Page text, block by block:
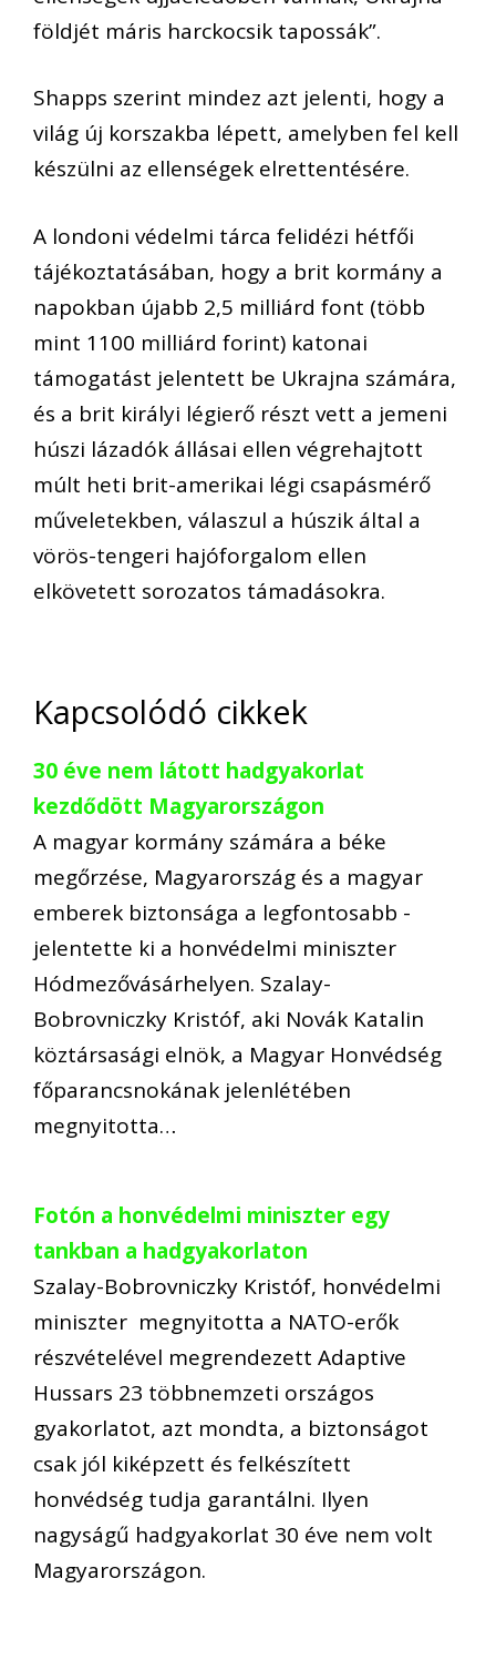
földjét máris harckocsik tapossák”.
Shapps szerint mindez azt jelenti, hogy a
világ új korszakba lépett, amelyben fel kell
készülni az ellenségek elrettentésére.
A londoni védelmi tárca felidézi hétfői
tájékoztatásában, hogy a brit kormány a
napokban újabb 2,5 milliárd font (több
mint 1100 milliárd forint) katonai
támogatást jelentett be Ukrajna számára,
és a brit királyi légierő részt vett a jemeni
húszi lázadók állásai ellen végrehajtott
múlt heti brit-amerikai légi csapásmérő
műveletekben, válaszul a húszik által a
vörös-tengeri hajóforgalom ellen
elkövetett sorozatos támadásokra.
Kapcsolódó cikkek
30 éve nem látott hadgyakorlat
kezdődött Magyarországon
A magyar kormány számára a béke
megőrzése, Magyarország és a magyar
emberek biztonsága a legfontosabb -
jelentette ki a honvédelmi miniszter
Hódmezővásárhelyen. Szalay-
Bobrovniczky Kristóf, aki Novák Katalin
köztársasági elnök, a Magyar Honvédség
főparancsnokának jelenlétében
megnyitotta…
Fotón a honvédelmi miniszter egy
tankban a hadgyakorlaton
Szalay-Bobrovniczky Kristóf, honvédelmi
miniszter megnyitotta a NATO-erők
részvételével megrendezett Adaptive
Hussars 23 többnemzeti országos
gyakorlatot, azt mondta, a biztonságot
csak jól kiképzett és felkészített
honvédség tudja garantálni. Ilyen
nagyságű hadgyakorlat 30 éve nem volt
Magyarországon.